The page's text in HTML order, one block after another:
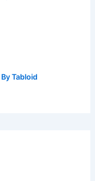
ByTabloid